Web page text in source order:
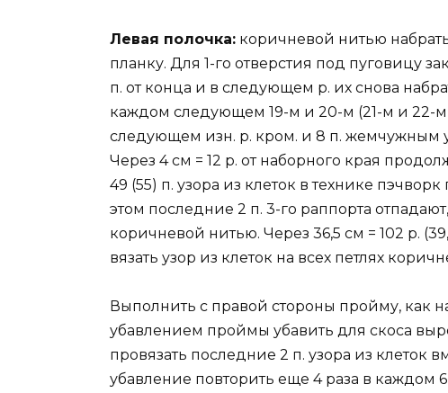
Левая полочка: коричневой нитью
планку. Для 1-го отверстия под пуговицу
п. от конца и в следующем р. их снова
каждом следующем 19-м и 20-м (21-м и 22-м)
следующем изн. р. кром. и 8 п. жемчужным
Через 4 см = 12 р. от наборного края
49 (55) п. узора из клеток в технике
этом последние 2 п. 3-го раппорта
коричневой нитью. Через 36,5 см = 102 р.
вязать узор из клеток на всех петлях
Выполнить с правой стороны пройму, как
убавлением проймы убавить для скоса
провязать последние 2 п. узора из клеток
убавление повторить еще 4 раза в каждом